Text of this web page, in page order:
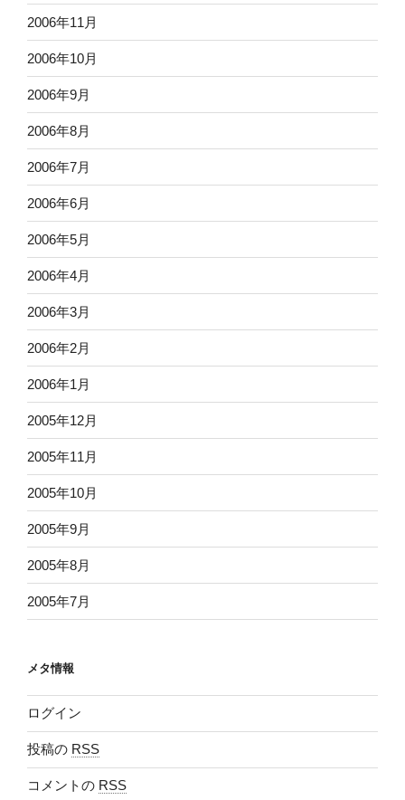
2006年11月
2006年10月
2006年9月
2006年8月
2006年7月
2006年6月
2006年5月
2006年4月
2006年3月
2006年2月
2006年1月
2005年12月
2005年11月
2005年10月
2005年9月
2005年8月
2005年7月
メタ情報
ログイン
投稿の RSS
コメントの RSS